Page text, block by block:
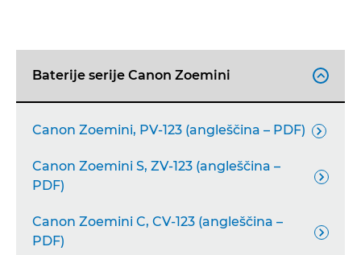
Baterije serije Canon Zoemini 
Canon Zoemini, PV-123 (angleščina – PDF) 
Canon Zoemini S, ZV-123 (angleščina –
PDF)

Canon Zoemini C, CV-123 (angleščina –
PDF)
